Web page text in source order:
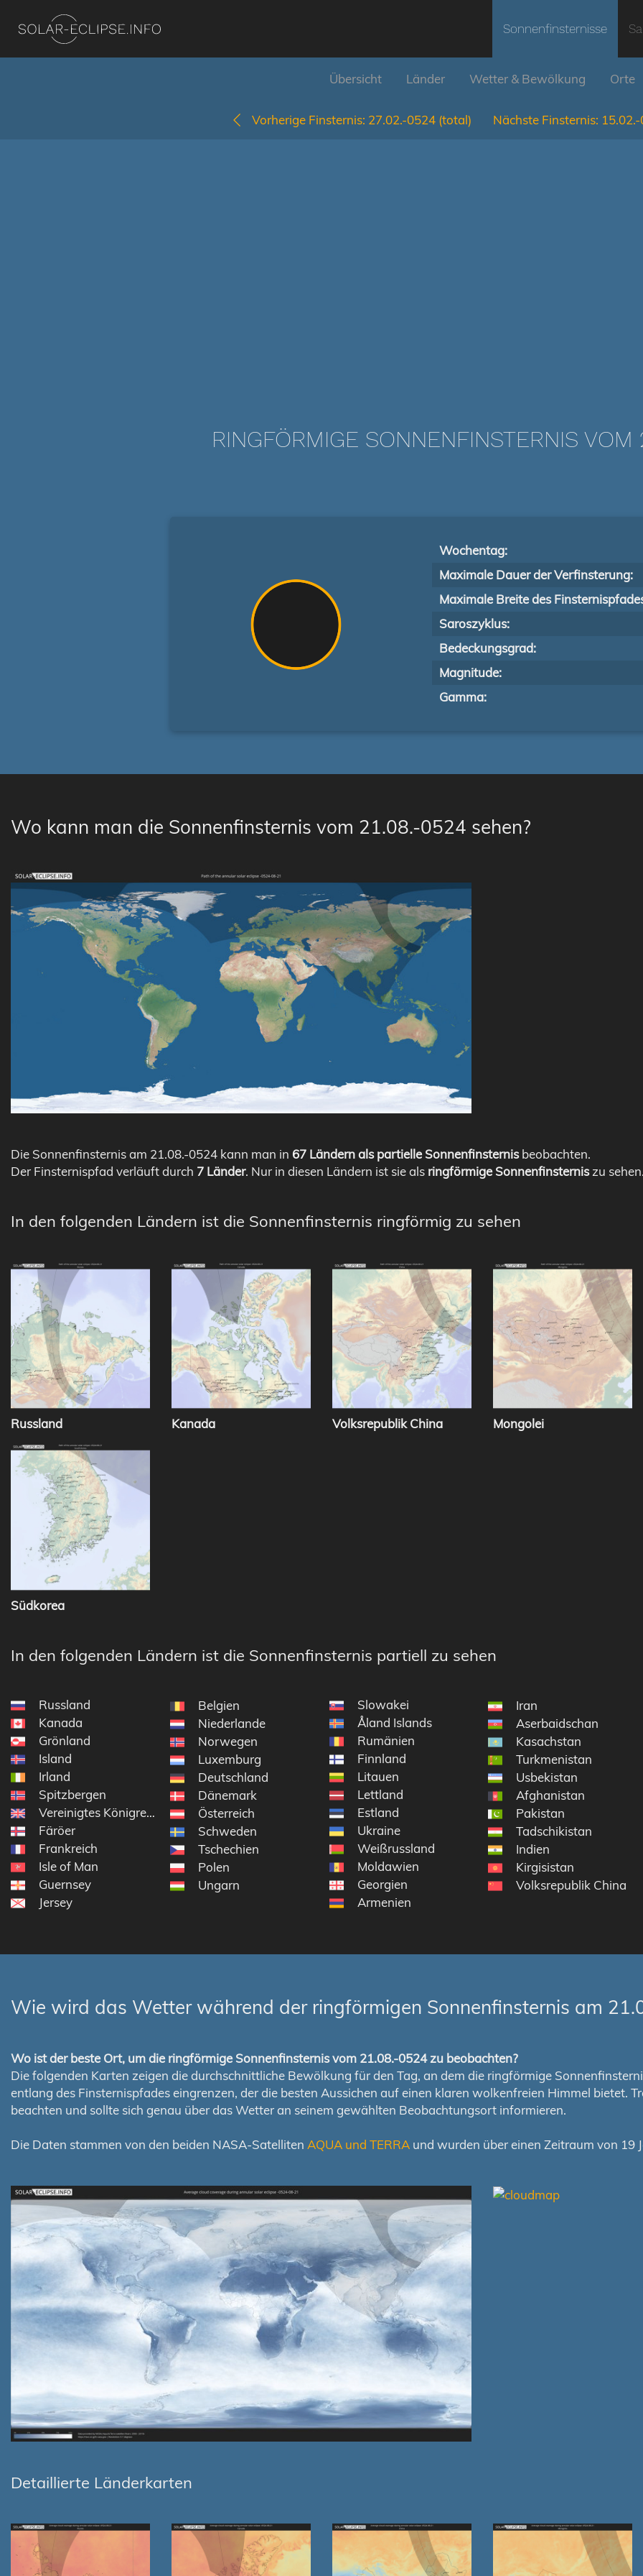
Sonnenfinsternisse
Übersicht Länder Wetter & Bewölkung Orte
Vorherige Finsternis: 27.02.-0524 (total) Nächste Finsternis:
RINGFÖRMIGE SONNENFINSTERNIS
Wochentag:
Maximale Dauer der Verfinsterung:
Maximale Breite des
Saroszyklus:
Bedeckungsgrad:
Magnitude:
Gamma:
Wo kann man die Sonnenfinsternis vom 21.08.-0524 sehen?
Die Sonnenfinsternis am 21.08.-0524 kann man in 67 Ländern als partielle Sonnenfinsternisbeobachten.
Der Finsternispfad verläuft durch 7 Länder. Nur in diesen Ländern ist sie als ringförmige Sonnenfinsterniszu
In den folgenden Ländern ist die Sonnenfinsternis ringförmig zu sehen
Russland Kanada Volksrepublik China Mongolei
Südkorea
In den folgenden Ländern ist die Sonnenfinsternis partiell zu sehen
Russland
Kanada
Grönland
Island
Irland
Spitzbergen
Vereinigtes Königreich
Färöer
Frankreich
Isle of Man
Guernsey
Jersey
Belgien
Niederlande
Norwegen
Luxemburg
Deutschland
Dänemark
Österreich
Schweden
Tschechien
Polen
Ungarn
Slowakei
Åland Islands
Rumänien
Finnland
Litauen
Lettland
Estland
Ukraine
Weißrussland
Moldawien
Georgien
Armenien
Iran
Aserbaidschan
Kasachstan
Turkmenistan
Usbekistan
Afghanistan
Pakistan
Tadschikistan
Indien
Kirgisistan
Volksrepublik China
Wie wird das Wetter während der ringförmigen Sonnenfinsternis am
Wo ist der beste Ort, um die ringförmige Sonnenfinsternis vom 21.08.-0524 zu beobachten?
Die folgenden Karten zeigen die durchschnittliche Bewölkung für den Tag, an dem die ringförmige
entlang des Finsternispfades eingrenzen, der die besten Aussichen auf einen klaren wolkenfreien Himmel bietet.
beachten und sollte sich genau über das Wetter an seinem gewählten Beobachtungsort informieren.
Die Daten stammen von den beiden NASA-Satelliten AQUA und TERRA und wurden über einen Zeitraum von 19
Detaillierte Länderkarten